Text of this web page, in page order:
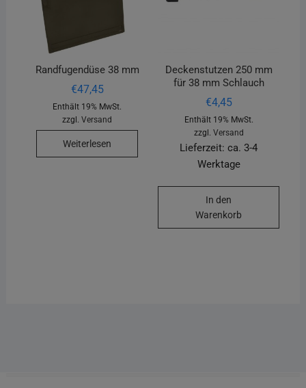
Randfugendüse 38 mm
€47,45
Enthält 19% MwSt.
zzgl.Versand
Weiterlesen
Deckenstutzen 250 mm
für 38 mm Schlauch
€4,45
Enthält 19% MwSt.
zzgl. Versand
Lieferzeit: ca. 3-4
Werktage
In den
Warenkorb